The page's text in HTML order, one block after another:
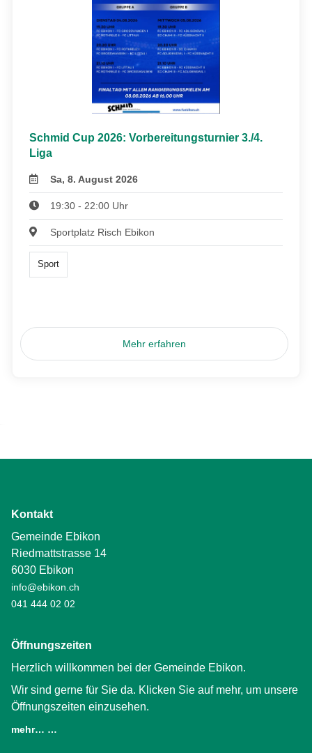
Schmid Cup 2026: Vorbereitungsturnier 3./4.
Liga
Sa, 8. August 2026
19:30 - 22:00 Uhr
Sportplatz Risch Ebikon
Sport
Mehr erfahren
Kontakt
Gemeinde Ebikon
Riedmattstrasse 14
6030 Ebikon
info@ebikon.ch
041 444 02 02
Öffnungszeiten
Herzlich willkommen bei der Gemeinde Ebikon.
Wir sind gerne für Sie da. Klicken Sie auf mehr, um unsere
Öffnungszeiten einzusehen.
mehr… …